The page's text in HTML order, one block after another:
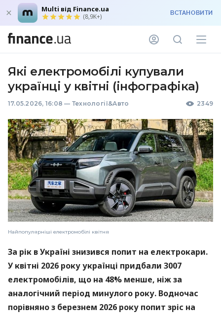
Multi від Finance.ua
(8,9K+) ВСТАНОВИТИ
Які електромобілі купували
українці у квітні (інфографіка)
17.05.2026, 16:08 — Технології&Авто 2349
Найпопулярніші електромобілі квітня
За рік в Україні знизився попит на електрокари.
У квітні 2026 року українці придбали 3007
електромобілів, що на 48% менше, ніж за
аналогічний період минулого року. Водночас
порівняно з березнем 2026 року попит зріс на